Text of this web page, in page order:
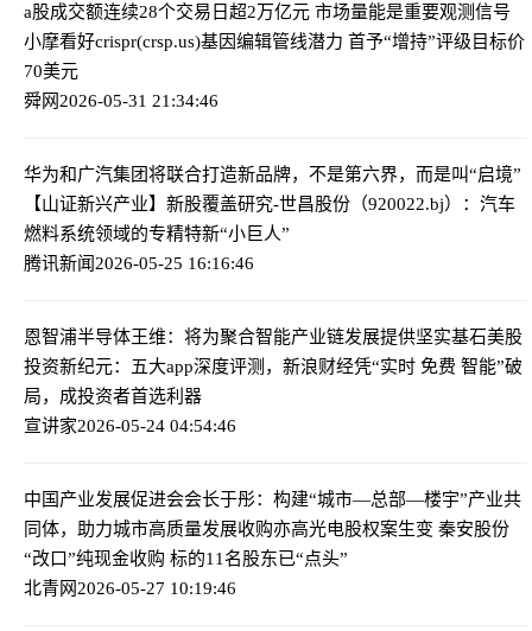
a股成交额连续28个交易日超2万亿元 市场量能是重要观测信号
小摩看好crispr(crsp.us)基因编辑管线潜力 首予“增持”评级目标价
70美元
舜网2026-05-31 21:34:46
华为和广汽集团将联合打造新品牌，不是第六界，而是叫“启境”
【山证新兴产业】新股覆盖研究-世昌股份（920022.bj）：汽车
燃料系统领域的专精特新“小巨人”
腾讯新闻2026-05-25 16:16:46
恩智浦半导体王维：将为聚合智能产业链发展提供坚实基石美股
投资新纪元：五大app深度评测，新浪财经凭“实时 免费 智能”破
局，成投资者首选利器
宣讲家2026-05-24 04:54:46
中国产业发展促进会会长于彤：构建“城市—总部—楼宇”产业共
同体，助力城市高质量发展收购亦高光电股权案生变 秦安股份
“改口”纯现金收购 标的11名股东已“点头”
北青网2026-05-27 10:19:46